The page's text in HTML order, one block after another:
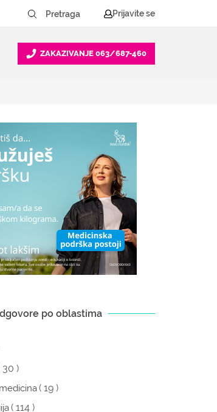
Prijavite se
ZAKAZIVANJE 063/687-460
po oblastima
30 )
( 19 )
( 114 )